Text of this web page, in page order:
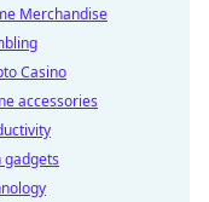
Merchandise
Casino
accessories
gadgets